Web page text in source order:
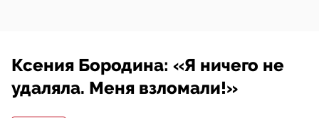
Ксения Бородина: «Я ничего не
удаляла. Меня взломали!»